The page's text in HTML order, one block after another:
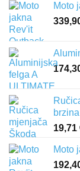
Moto
brzina
19,71
Moto